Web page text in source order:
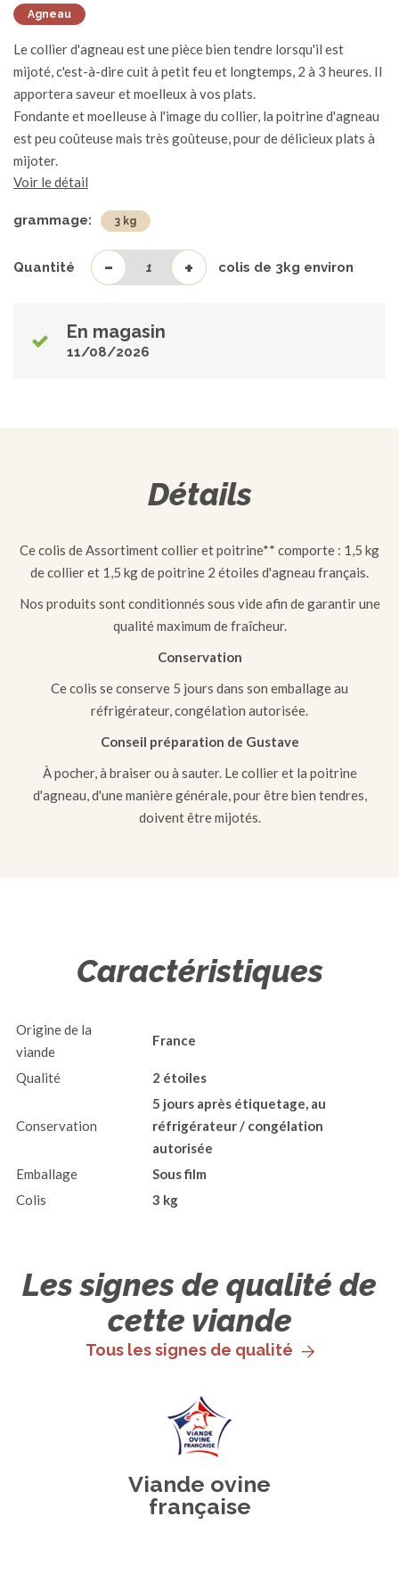
Agneau
Le collier d'agneau est une pièce bien tendre lorsqu'il est
mijoté, c'est-à-dire cuit à petit feu et longtemps, 2 à 3 heures. Il
apportera saveur et moelleux à vos plats.
Fondante et moelleuse à l'image du collier, la poitrine d'agneau
est peu coûteuse mais très goûteuse, pour de délicieux plats à
mijoter.
Voir le détail
grammage: 3 kg
Quantité - + colis de 3 kg environ
En magasin
11/08/2026
Détails
Ce colis de Assortiment collier et poitrine** comporte : 1,5 kg
de collier et 1,5 kg de poitrine 2 étoiles d'agneau français.
Nos produits sont conditionnés sous vide afin de garantir une
qualité maximum de fraîcheur.
Conservation
Ce colis se conserve 5 jours dans son emballage au
réfrigérateur, congélation autorisée.
Conseil préparation de Gustave
À pocher, à braiser ou à sauter. Le collier et la poitrine
d'agneau, d'une manière générale, pour être bien tendres,
doivent être mijotés.
Caractéristiques
Origine de la
viande
France
Qualité 2 étoiles
Conservation
5 jours après étiquetage, au
réfrigérateur / congélation
autorisée
Emballage
Sous film
Colis
3 kg
Les signes de qualité de
cette viande
Tous les signes de qualité
Viande ovine
française